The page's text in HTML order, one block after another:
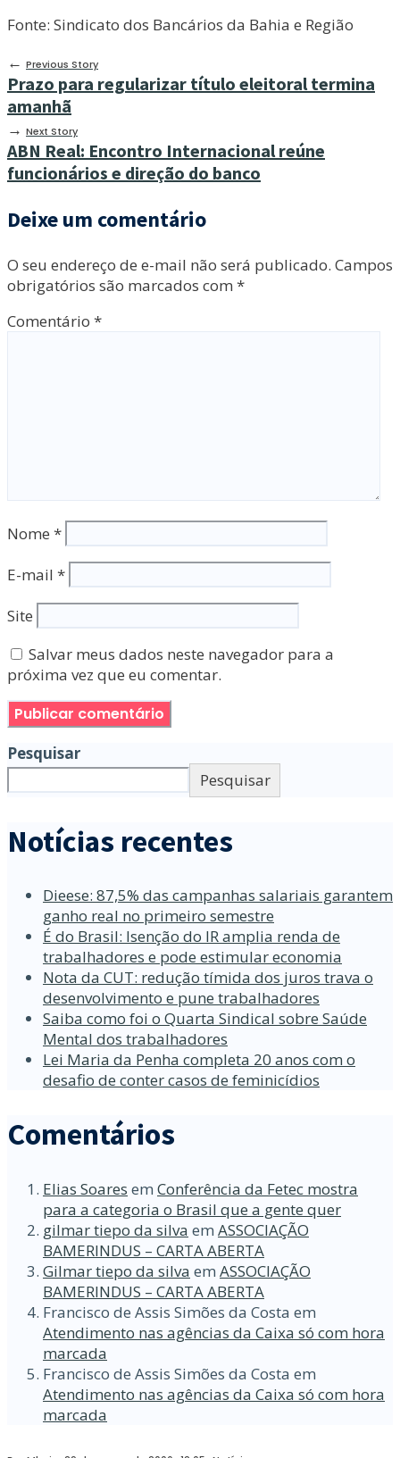
Fonte: Sindicato dos Bancários da Bahia e Região
← Previous Story
Prazo para regularizar título eleitoral termina
amanhã
→ Next Story
ABN Real: Encontro Internacional reúne
funcionários e direção do banco
Deixe um comentário
O seu endereço de e-mail não será publicado. Campos
obrigatórios são marcados com *
Comentário *
Nome *
E-mail *
Site
Salvar meus dados neste navegador para a
próxima vez que eu comentar.
Pesquisar
Pesquisar
Notícias recentes
Dieese: 87,5% das campanhas salariais garantem
ganho real no primeiro semestre
É do Brasil: Isenção do IR amplia renda de
trabalhadores e pode estimular economia
Nota da CUT: redução tímida dos juros trava o
desenvolvimento e pune trabalhadores
Saiba como foi o Quarta Sindical sobre Saúde
Mental dos trabalhadores
Lei Maria da Penha completa 20 anos com o
desafio de conter casos de feminicídios
Comentários
Elias Soares em Conferência da Fetec mostra
para a categoria o Brasil que a gente quer
gilmar tiepo da silva em ASSOCIAÇÃO
BAMERINDUS – CARTA ABERTA
Gilmar tiepo da silva em ASSOCIAÇÃO
BAMERINDUS – CARTA ABERTA
Francisco de Assis Simões da Costa em
Atendimento nas agências da Caixa só com hora
marcada
Francisco de Assis Simões da Costa em
Atendimento nas agências da Caixa só com hora
marcada